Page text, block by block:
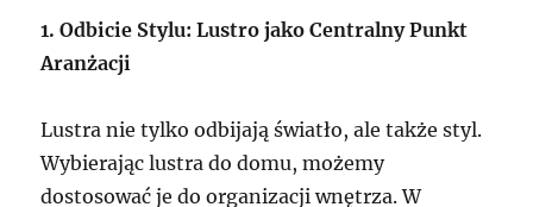
1. Odbicie Stylu: Lustro jako Centralny Punkt
Aranżacji
Lustra nie tylko odbijają światło, ale także styl.
Wybierając lustra do domu, możemy
dostosować je do organizacji wnętrza. W